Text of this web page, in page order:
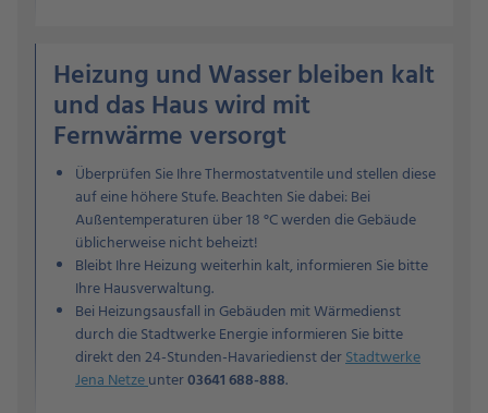
Heizung und Wasser bleiben kalt
und das Haus wird mit
Fernwärme versorgt
Überprüfen Sie Ihre Thermostatventile und stellen diese
auf eine höhere Stufe. Beachten Sie dabei: Bei
Außentemperaturen über 18 °C werden die Gebäude
üblicherweise nicht beheizt!
Bleibt Ihre Heizung weiterhin kalt, informieren Sie bitte
Ihre Hausverwaltung.
Bei Heizungsausfall in Gebäuden mit Wärmedienst
durch die Stadtwerke Energie informieren Sie bitte
direkt den 24-Stunden-Havariedienst derStadtwerke
Jena Netzeunter03641 688-888.